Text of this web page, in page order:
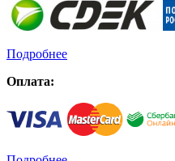
Подробнее
Оплата: